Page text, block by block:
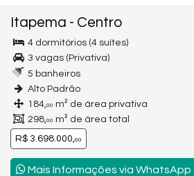
Itapema - Centro
4 dormitórios (4 suítes)
3 vagas (Privativa)
5 banheiros
Alto Padrão
184,00 m² de área privativa
298,00 m² de área total
R$ 3.698.000,00
Mais Informações via WhatsApp